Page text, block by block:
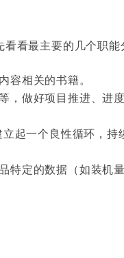
看最主要的几个职能
容相关的书籍。
，做好项目推进、进
起一个良性循环，持
特定的数据（如装机